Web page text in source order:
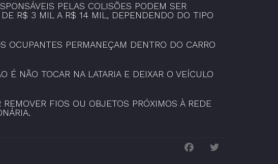
PELAS COLISÕES PODEM SER
DE R$ 3 MIL A R$ 14 MIL, DEPENDENDO DO TIPO
OCUPANTES PERMANEÇAM DENTRO DO CARRO
É NÃO TOCAR NA LATARIA E DEIXAR O VEÍCULO
FIOS OU OBJETOS PRÓXIMOS À REDE